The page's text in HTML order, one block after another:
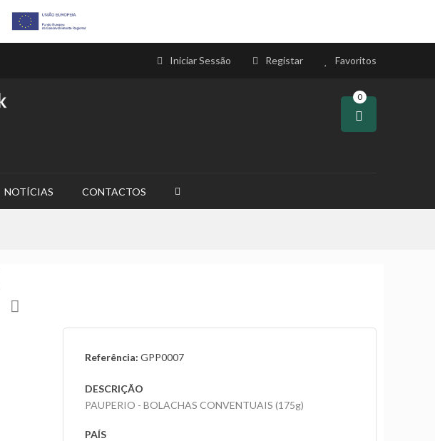
Favoritos
Registar
Iniciar Sessão
0
NOTÍCIAS CONTACTOS
Referência: GPP0007
DESCRIÇÃO
PAUPERIO - BOLACHAS CONVENTUAIS (175g)
PAÍS